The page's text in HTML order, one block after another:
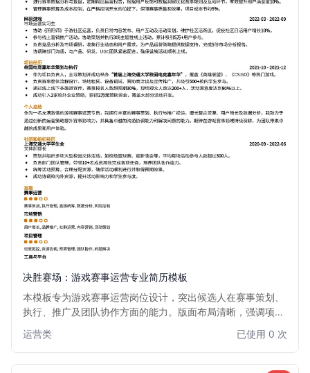
决胜赛场：游戏赛事运营专业简历模板
本模板专为游戏赛事运营岗位设计，突出候选人在赛事策划、
执行、推广及团队协作方面的能力。版面布局清晰，强调项目
出。适用于有志于从事电竞赛事、游戏活动策划与运营的专业
人士。
运营类 已使用 0 次